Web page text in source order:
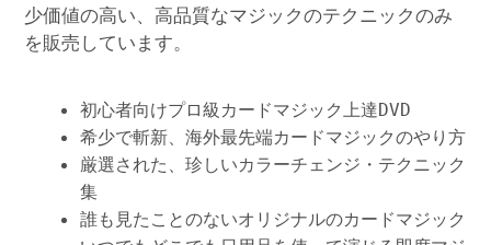
少価値の高い、高品質なマジックのテクニックのみ
を販売しています。
初心者向けプロ級カードマジック上達DVD
希少で斬新、海外最先端カードマジックのやり方
厳選された、珍しいカラーチェンジ・テクニック
集
誰も見たことのないオリジナルのカードマジック